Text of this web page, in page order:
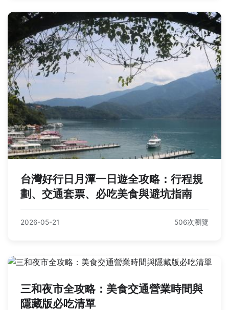
台灣好行日月潭一日遊全攻略：行程規
劃、交通套票、必吃美食與避坑指南
2026-05-21 506次瀏覽
三和夜市全攻略：美食交通營業時間與
隱藏版必吃清單